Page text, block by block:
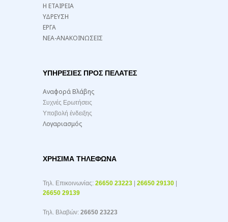
Η ΕΤΑΙΡΕΙΑ
ΥΔΡΕΥΣΗ
ΕΡΓΑ
ΝΕΑ-ΑΝΑΚΟΙΝΩΣΕΙΣ
ΥΠΗΡΕΣΙΕΣ ΠΡΟΣ ΠΕΛΑΤΕΣ
Αναφορά Βλάβης
Συχνές Ερωτήσεις
Υποβολή ένδειξης
Λογαριασμός
ΧΡΉΣΙΜΑ ΤΗΛΈΦΩΝΑ
Τηλ. Επικοινωνίας: 26650 23223 26650 29130
26650 29139
Τηλ. Βλαβών: 26650 23223